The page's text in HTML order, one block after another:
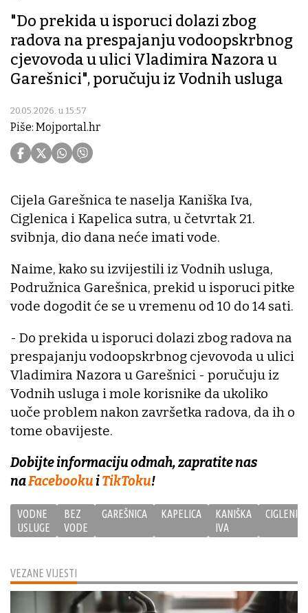
"Do prekida u isporuci dolazi zbog
radova na prespajanju vodoopskrbnog
cjevovoda u ulici Vladimira Nazora u
Garešnici", poručuju iz Vodnih usluga
20.05.2026. u 15:57
Piše: Mojportal.hr
VEZANE VIJESTI
Cijela Garešnica te naselja Kaniška Iva,
Ciglenica i Kapelica sutra, u četvrtak 21.
svibnja, dio dana neće imati vode.
Naime, kako su izvijestili iz Vodnih usluga,
Podružnica Garešnica, prekid u isporuci pitke
vode dogodit će se u vremenu od 10 do 14 sati.
- Do prekida u isporuci dolazi zbog radova na
prespajanju vodoopskrbnog cjevovoda u ulici
Vladimira Nazora u Garešnici - poručuju iz
Vodnih usluga i mole korisnike da ukoliko
uoče problem nakon završetka radova, da ih o
tome obavijeste.
Dobijte informaciju odmah, zapratite nas
naFacebookuiTikToku!
VODNE
USLUGE
BEZ
VODE
GAREŠNICA KAPELICA
KANIŠKA
IVA
CIGLENICA